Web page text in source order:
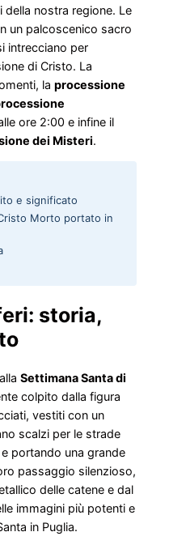
della nostra regione. Le
un palcoscenico sacro
intrecciano per
di Cristo. La
la processione
ore 2:00 e infine il
dei Misteri.
e significato
Morto portato in
storia,
Settimana Santa di
colpito dalla figura
vestiti con un
scalzi per le strade
portando una grande
passaggio silenzioso,
delle catene e dal
immagini più potenti e
in Puglia.